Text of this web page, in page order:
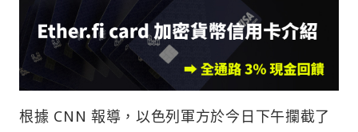
根據 CNN 報導，以色列軍方於今日下午攔截了